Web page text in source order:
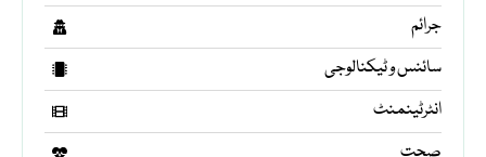
جرائم
سائنس و ٹیکنالوجی
انٹرٹینمنٹ